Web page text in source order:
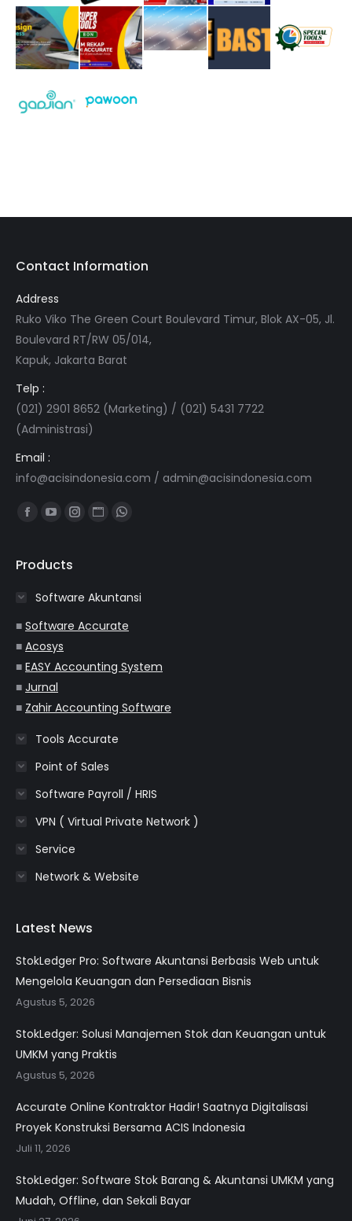
Contact Information
Address
Ruko Viko The Green Court Boulevard Timur, Blok AX-05, Jl.
Boulevard RT/RW 05/014,
Kapuk, Jakarta Barat
Telp :
(021) 2901 8652 (Marketing) / (021) 5431 7722
(Administrasi)
Email :
info@acisindonesia.com / admin@acisindonesia.com
Find us on:
Facebook
opens
new
window
YouTube
opens
new
window
Instagram
new
window
Website
new
window
Whatsapp
new
window
Products
Software Akuntansi
■ Software Accurate
■ Acosys
■ EASY Accounting System
■ Jurnal
■ Zahir Accounting Software
Tools Accurate
Point of Sales
Software Payroll / HRIS
VPN ( Virtual Private Network )
Service
Network & Website
Latest News
StokLedger Pro: Software Akuntansi Berbasis Web untuk
Mengelola Keuangan dan Persediaan Bisnis
Agustus 5, 2026
StokLedger: Solusi Manajemen Stok dan Keuangan untuk
UMKM yang Praktis
Agustus 5, 2026
Accurate Online Kontraktor Hadir! Saatnya Digitalisasi
Proyek Konstruksi Bersama ACIS Indonesia
Juli 11, 2026
StokLedger: Software Stok Barang & Akuntansi UMKM yang
Mudah, Offline, dan Sekali Bayar